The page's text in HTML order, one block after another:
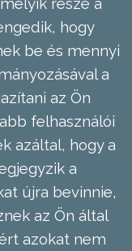
hogy
be és mennyi
a
az Ön
felhasználói
azáltal, hogy a
a
újra bevinnie,
az Ön által
azokat nem